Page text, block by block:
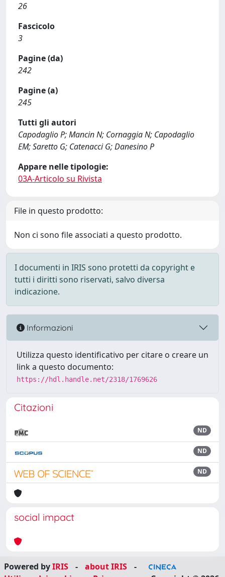
26
Fascicolo
3
Pagine (da)
242
Pagine (a)
245
Tutti gli autori
Capodaglio P; Mancin N; Cornaggia N; Capodaglio
EM; Saretto G; Catenacci G; Danesino P
Appare nelle tipologie:
03A-Articolo su Rivista
File in questo prodotto:
Non ci sono file associati a questo prodotto.
I documenti in IRIS sono protetti da copyright e
tutti i diritti sono riservati, salvo diversa
indicazione.
Informazioni
Utilizza questo identificativo per citare o creare un
link a questo documento:
https://hdl.handle.net/2318/1769626
Citazioni
ND
ND
ND
social impact
Powered byIRIS - about IRIS
-